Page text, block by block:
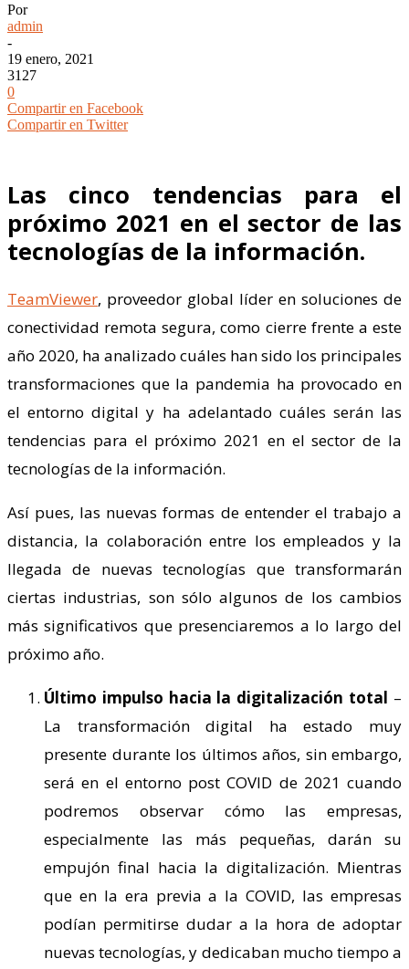
Por
admin
-
19 enero, 2021
3127
0
Compartir en Facebook
Compartir en Twitter
Las cinco tendencias para el
próximo 2021 en el sector de las
tecnologías de la información.
TeamViewer, proveedor global líder en soluciones de
conectividad remota segura, como cierre frente a este
año 2020, ha analizado cuáles han sido los principales
transformaciones que la pandemia ha provocado en
el entorno digital y ha adelantado cuáles serán las
tendencias para el próximo 2021 en el sector de la
tecnologías de la información.
Así pues, las nuevas formas de entender el trabajo a
distancia, la colaboración entre los empleados y la
llegada de nuevas tecnologías que transformarán
ciertas industrias, son sólo algunos de los cambios
más significativos que presenciaremos a lo largo del
próximo año.
Último impulso hacia la digitalización total –
La transformación digital ha estado muy
presente durante los últimos años, sin embargo,
será en el entorno post COVID de 2021 cuando
podremos observar cómo las empresas,
especialmente las más pequeñas, darán su
empujón final hacia la digitalización. Mientras
que en la era previa a la COVID, las empresas
podían permitirse dudar a la hora de adoptar
nuevas tecnologías, y dedicaban mucho tiempo a